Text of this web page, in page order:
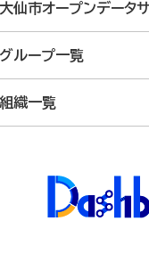
大仙市オープンデータ
グループ一覧
組織一覧
乳幼児・小中高
年度から令和元年
乳幼児・小中高